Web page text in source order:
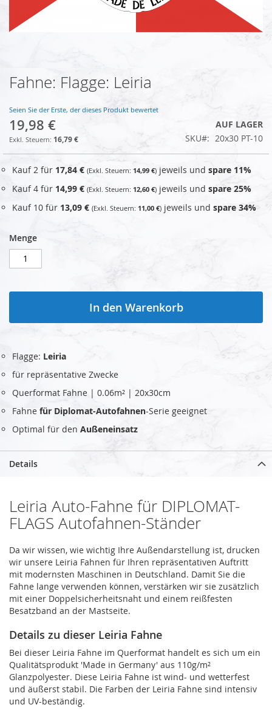
Zum
Anfang
Bildgalerie
springen
Fahne: Flagge: Leiria
Seien Sie der Erste, der dieses Produkt bewertet
19,98 €
16,79 €
AUF LAGER
SKU
20x30 PT-10
Kauf 2 für 17,84 € 14,99 € jeweils und spare 11%
Kauf 4 für 14,99 € 12,60 € jeweils und spare 25%
Kauf 10 für 13,09 € 11,00 € jeweils und spare 34%
Menge
In den Warenkorb
Flagge: Leiria
für repräsentative Zwecke
Querformat Fahne | 0.06m² | 20x30cm
Fahne für Diplomat-Autofahnen-Serie geeignet
Optimal für den Außeneinsatz
Details
Leiria Auto-Fahne für DIPLOMAT-
FLAGS Autofahnen-Ständer
Da wir wissen, wie wichtig Ihre Außendarstellung ist, drucken
wir unsere Leiria Fahnen für Ihren repräsentativen Auftritt
mit modernsten Maschinen in Deutschland. Damit Sie die
Fahne lange verwenden können, verstärken wir sie zusätzlich
mit einer Doppelsicherheitsnaht und einem reißfesten
Besatzband an der Mastseite.
Details zu dieser Leiria Fahne
Bei dieser Leiria Fahne im Querformat handelt es sich um ein
Qualitätsprodukt 'Made in Germany' aus 110g/m²
Glanzpolyester. Diese Leiria Fahne ist wind- und wetterfest
und äußerst stabil. Die Farben der Leiria Fahne sind intensiv
und UV-beständig.